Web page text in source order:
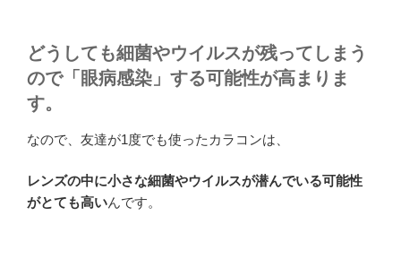
どうしても細菌やウイルスが残ってしまう
ので「眼病感染」する可能性が高まりま
す。
なので、友達が1度でも使ったカラコンは、
レンズの中に小さな細菌やウイルスが潜んでいる可能性
がとても高いんです。